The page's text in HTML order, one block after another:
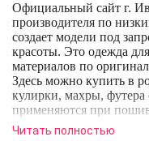
Официальный сайт г.
производителя по
создает модели под
красоты. Это одежда
материалов по
Здесь можно купить в
кулирки, махры, футера
применяются при
стимулируют
Читать полностью